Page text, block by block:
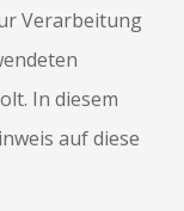
Verarbeitung
In diesem
auf diese